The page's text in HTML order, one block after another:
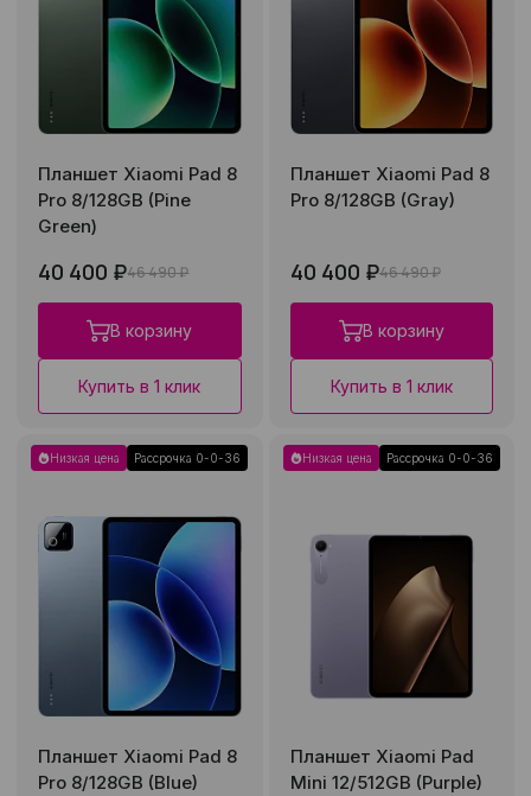
Планшет Xiaomi Pad 8
Pro 8/128GB (Pine
Green)
40 400 ₽46 490 ₽
В корзину
Купить в 1 клик
Планшет Xiaomi Pad 8
Pro 8/128GB (Gray)
40 400 ₽46 490 ₽
В корзину
Купить в 1 клик
Низкая цена Рассрочка 0-0-36
Планшет Xiaomi Pad 8
Pro 8/128GB (Blue)
Низкая цена Рассрочка 0-0-36
Планшет Xiaomi Pad
Mini 12/512GB (Purple)